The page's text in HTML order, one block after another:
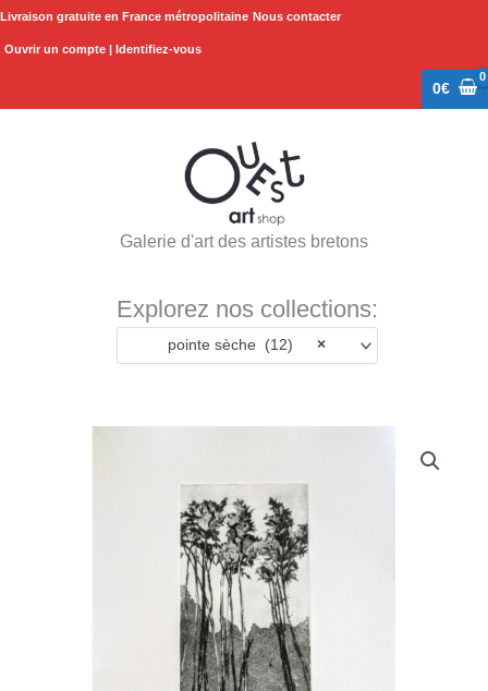
Aller
Livraison gratuite en France métropolitaine Nous contacter
Ouvrir un compte | Identifiez-vous
0€
Galerie d'art des artistes bretons
Explorez nos collections:
×
pointe sèche (12)